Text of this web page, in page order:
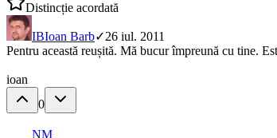
Distincție acordată
IBIoan Barb✓26 iul. 2011
Pentru această reușită. Mă bucur împreună cu tine.
ioan
0
NM